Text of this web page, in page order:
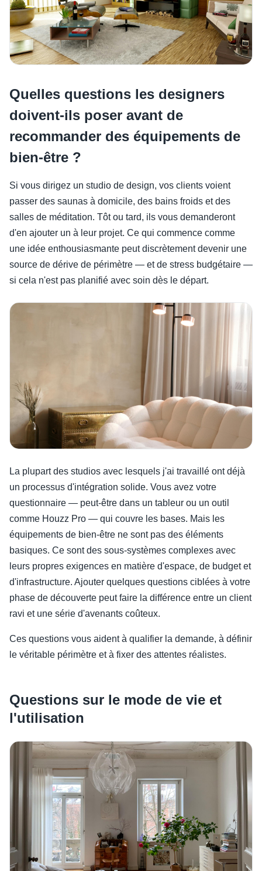
Quelles questions les designers
doivent-ils poser avant de
recommander des équipements de
bien-être ?
Si vous dirigez un studio de design, vos clients voient
passer des saunas à domicile, des bains froids et des
salles de méditation. Tôt ou tard, ils vous demanderont
d'en ajouter un à leur projet. Ce qui commence comme
une idée enthousiasmante peut discrètement devenir une
source de dérive de périmètre — et de stress budgétaire —
si cela n'est pas planifié avec soin dès le départ.
La plupart des studios avec lesquels j'ai travaillé ont déjà
un processus d'intégration solide. Vous avez votre
questionnaire — peut-être dans un tableur ou un outil
comme Houzz Pro — qui couvre les bases. Mais les
équipements de bien-être ne sont pas des éléments
basiques. Ce sont des sous-systèmes complexes avec
leurs propres exigences en matière d'espace, de budget et
d'infrastructure. Ajouter quelques questions ciblées à votre
phase de découverte peut faire la différence entre un client
ravi et une série d'avenants coûteux.
Ces questions vous aident à qualifier la demande, à définir
le véritable périmètre et à fixer des attentes réalistes.
Questions sur le mode de vie et
l'utilisation